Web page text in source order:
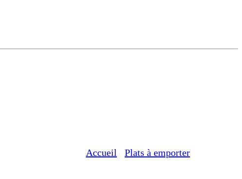
Accueil
Plats à emporter